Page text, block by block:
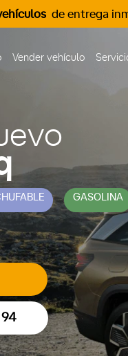
de entrega
Vender vehículo
GASOLINA